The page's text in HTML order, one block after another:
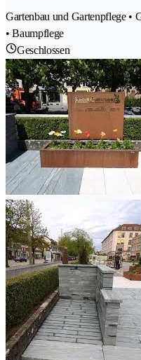
Gartenbau und Gartenpflege •
• Baumpflege
Geschlossen